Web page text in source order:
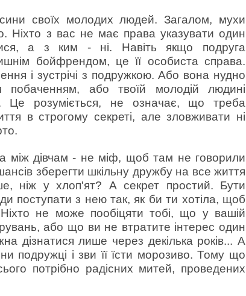
своїх молодих людей. Загалом, мухи
Ніхто з вас не має права указувати один
а з ким - ні. Навіть якщо подруга
бойфрендом, це її особиста справа.
і зустрічі з подружкою. Або вона нудно
побаченням, або твоїй молодій людині
Це розуміється, не означає, що треба
в строгому секреті, але зловживати ні
між дівчам - не міф, щоб там не говорили
зберегти шкільну дружбу на все життя
ніж у хлоп'ят? А секрет простий. Бути
поступати з нею так, як би ти хотіла, щоб
не може пообіцяти тобі, що у вашій
або що ви не втратите інтерес один
дізнатися лише через декілька років... А
подружці і зви її їсти морозиво. Тому що
потрібно радісних митей, проведених